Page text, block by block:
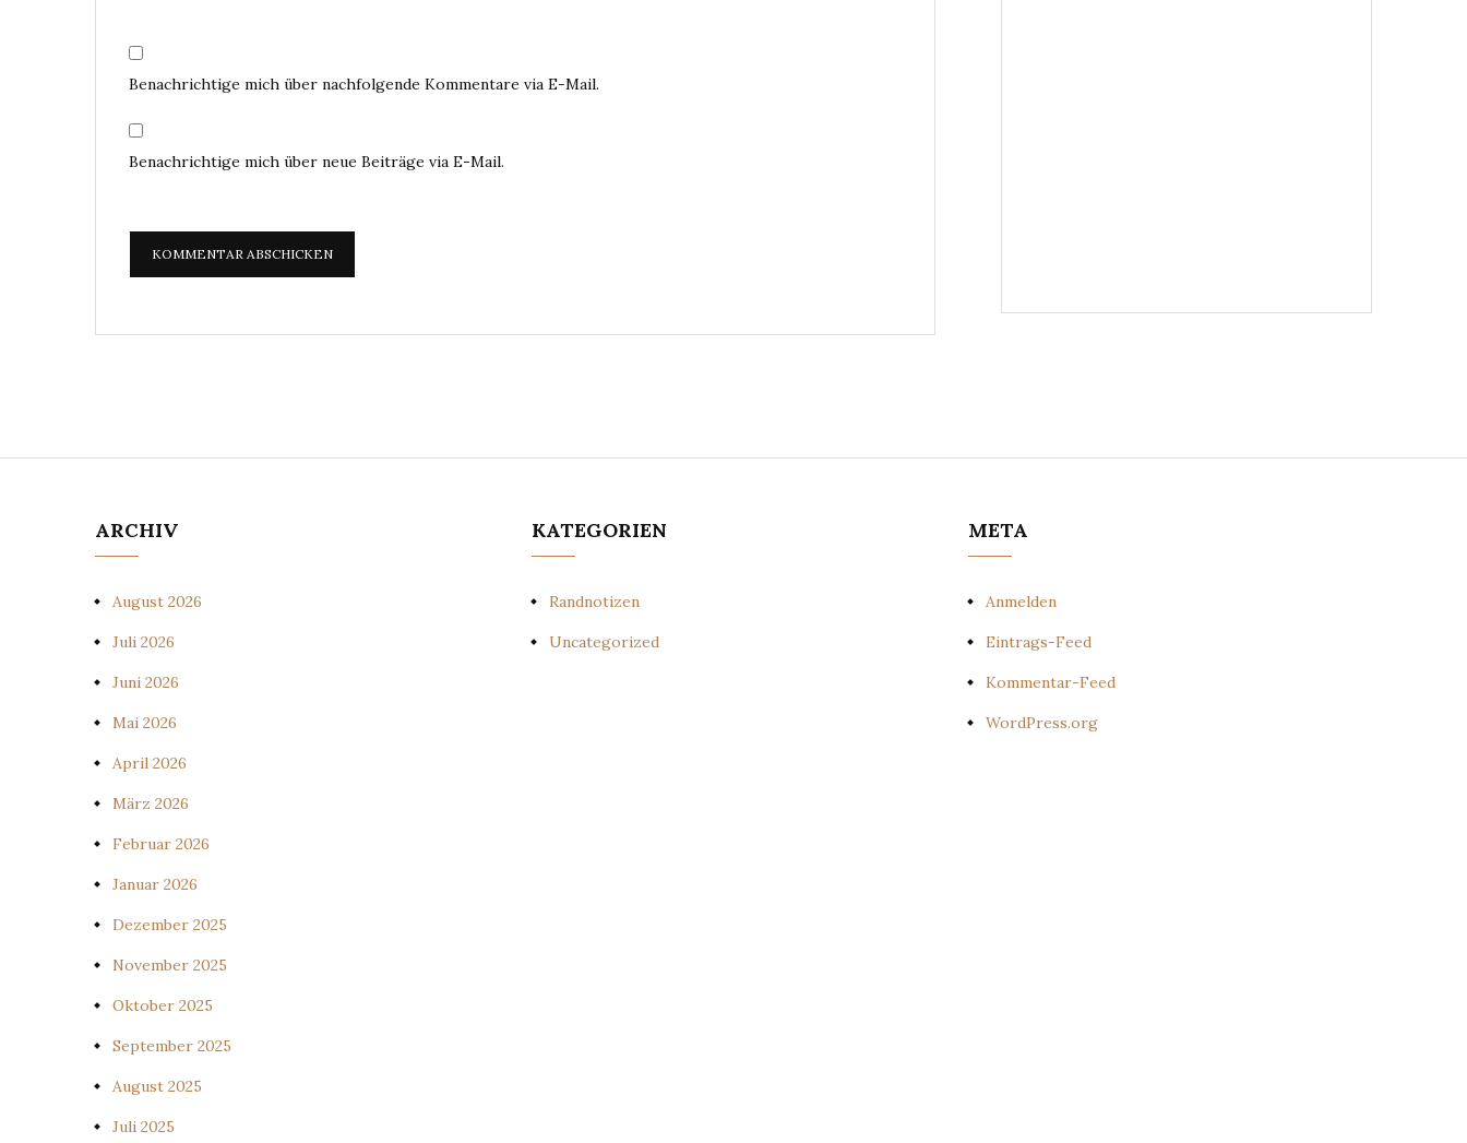
Benachrichtige mich über nachfolgende Kommentare via E-Mail.
Benachrichtige mich über neue Beiträge via E-Mail.
ARCHIV
August 2026
Juli 2026
Juni 2026
Mai 2026
April 2026
März 2026
Februar 2026
Januar 2026
Dezember 2025
November 2025
Oktober 2025
September 2025
August 2025
Juli 2025
KATEGORIEN
Randnotizen
Uncategorized
META
Anmelden
Eintrags-Feed
Kommentar-Feed
WordPress.org